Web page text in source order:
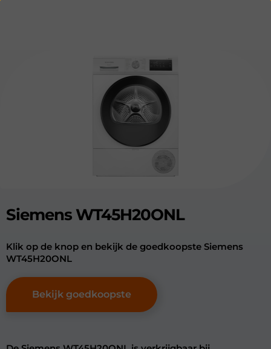
Siemens WT45H20ONL
Klik op de knop en bekijk de goedkoopste Siemens
WT45H20ONL
Bekijk goedkoopste